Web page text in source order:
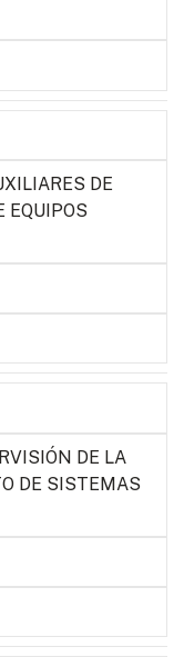
DE
EQUIPOS
DE LA
DE SISTEMAS